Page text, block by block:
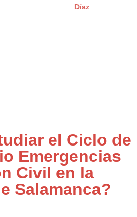
Díaz
el Ciclo de
Emergencias
Civil en la
Salamanca?